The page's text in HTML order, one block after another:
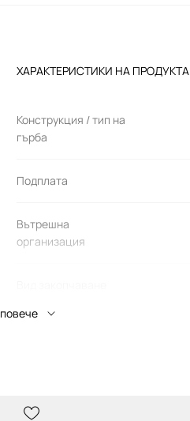
ХАРАКТЕРИСТИКИ НА ПРОДУКТА
Конструкция / тип на
гърба
Подплата
Вътрешна
организация